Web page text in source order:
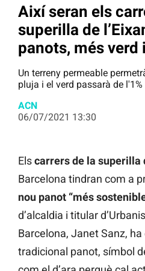
Així seran els
superilla de
panots, més verd
Un terreny permeable
pluja i el verd passarà de
ACN
06/07/2021 13:30
Elscarrers de la superilla
Barcelona tindran com a
nou panot “més
d’alcaldia i titular
Barcelona, Janet Sanz,
tradicional panot, símbol